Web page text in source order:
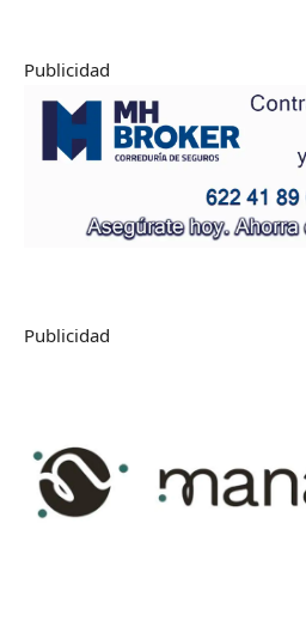
Publicidad
Publicidad